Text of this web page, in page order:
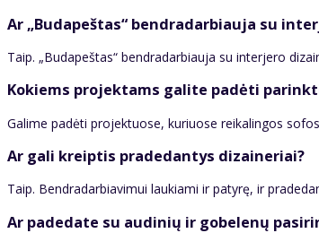
Ar „Budapeštas“ bendradarbiauja su
Taip. „Budapeštas“ bendradarbiauja su interjero
Kokiems projektams galite padėti
Galime padėti projektuose, kuriuose reikalingos
Ar gali kreiptis pradedantys dizaineriai?
Taip. Bendradarbiavimui laukiami ir patyrę, ir
Ar padedate su audinių ir gobelenų